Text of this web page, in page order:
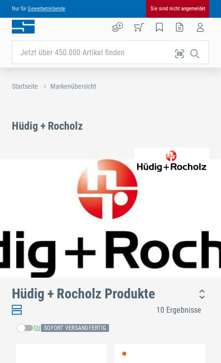
Nur für Gewerbetreibende Sie sind nicht angemeldet
Jetzt über 450.000 Artikel finden
Startseite Markenübersicht
Hüdig + Rocholz
Hüdig + Rocholz Produkte
10 Ergebnisse
SOFORT VERSANDFERTIG